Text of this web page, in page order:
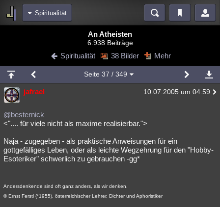
Spiritualität
Blogs Videos
Chat Wiki Neuigkeiten
meine Rubriken
Menschen Mystery Kriminalfälle
Spiritualität
weitere Rubriken
Philosophie Träume Orte Esoterik
Clash Verbesserungen Allmystery
An Atheisten
6.938 Beiträge
Spiritualität 38 Bilder Mehr
Seite 37 / 349
jafrael 10.07.2005 um 04:59
@besternick
<".... für viele nicht als maxime realisierbar.">
Naja - zugegeben - als praktische Anweisungen für ein
gottgefälliges Leben, oder als leichte Wegzehrung für den "Hobby-
Esoteriker" schwerlich zu gebrauchen -gg*
Andersdenkende sind oft ganz anders, als wir denken.
© Ernst Ferstl (*1955), österreichischer Lehrer, Dichter und Aphoristiker